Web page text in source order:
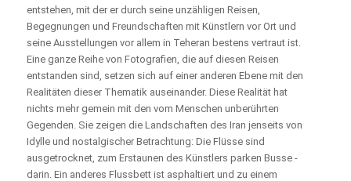
entstehen, mit der er durch seine unzähligen Reisen,
Begegnungen und Freundschaften mit Künstlern vor Ort und
seine Ausstellungen vor allem in Teheran bestens vertraut ist.
Eine ganze Reihe von Fotografien, die auf diesen Reisen
entstanden sind, setzen sich auf einer anderen Ebene mit den
Realitäten dieser Thematik auseinander. Diese Realität hat
nichts mehr gemein mit den vom Menschen unberührten
Gegenden. Sie zeigen die Landschaften des Iran jenseits von
Idylle und nostalgischer Betrachtung: Die Flüsse sind
ausgetrocknet, zum Erstaunen des Künstlers parken Busse ­
darin. Ein anderes Flussbett ist asphaltiert und zu einem